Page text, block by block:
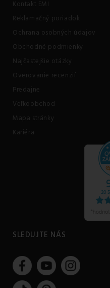
Kontakt EMI
Reklamačný poriadok
Ochrana osobných údajov
Obchodné podmienky
Najčastejšie otázky
Overovanie recenzií
Predajne
Veľkoobchod
Mapa stránky
Kariéra
SLEDUJTE NÁS